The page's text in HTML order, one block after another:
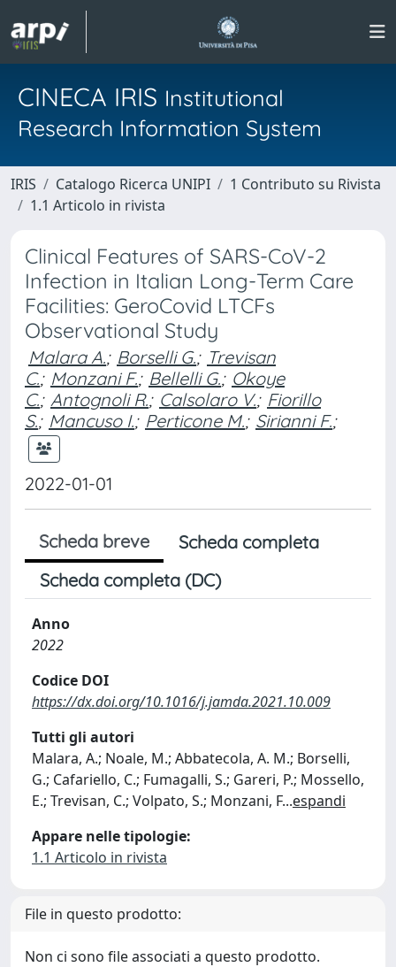
CINECA IRIS Institutional
Research Information System
IRIS Catalogo Ricerca UNIPI
1 Contributo su Rivista
1.1 Articolo in rivista
Clinical Features of SARS-CoV-2
Infection in Italian Long-Term Care
Facilities: GeroCovid LTCFs
Observational Study
Malara A.; Borselli G.; Trevisan
C.; Monzani F.; Bellelli G.; Okoye
C.; Antognoli R.; Calsolaro V.; Fiorillo
S.; Mancuso I.; Perticone M.; Sirianni F.;
2022-01-01
Scheda breve
Scheda completa
Scheda completa (DC)
Anno
2022
Codice DOI
https://dx.doi.org/10.1016/j.jamda.2021.10.009
Tutti gli autori
Malara, A.; Noale, M.; Abbatecola, A. M.; Borselli,
G.; Cafariello, C.; Fumagalli, S.; Gareri, P.; Mossello,
E.; Trevisan, C.; Volpato, S.; Monzani, F...espandi
Appare nelle tipologie:
1.1 Articolo in rivista
File in questo prodotto:
Non ci sono file associati a questo prodotto.